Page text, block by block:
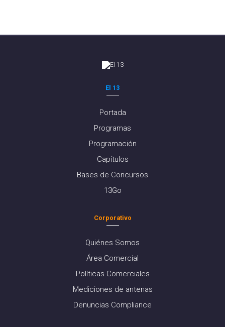
El 13
Portada
Programas
Programación
Capítulos
Bases de Concursos
13Go
Corporativo
Quiénes Somos
Área Comercial
Políticas Comerciales
Mediciones de antenas
Denuncias Compliance